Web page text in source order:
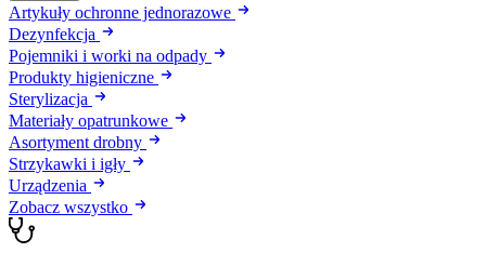
Artykuły ochronne jednorazowe
Dezynfekcja
Pojemniki i worki na odpady
Produkty higieniczne
Sterylizacja
Materiały opatrunkowe
Asortyment drobny
Strzykawki i igły
Urządzenia
Zobacz wszystko